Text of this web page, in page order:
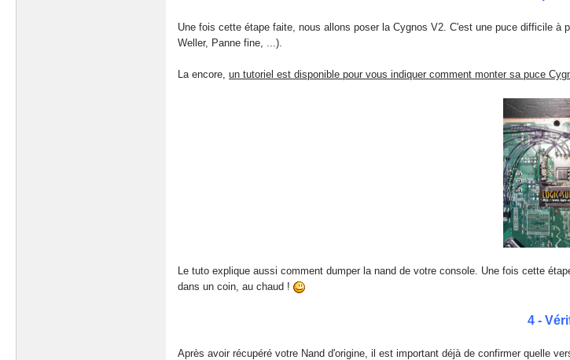
Une fois cette étape faite, nous allons poser la Cygnos V2. C'est une puce difficile
Weller, Panne fine, ...).
La encore, un tutoriel est disponible pour vous indiquer comment monter sa puce
Le tuto explique aussi comment dumper la nand de votre console. Une fois cette
dans un coin, au chaud !
4 -
Après avoir récupéré votre Nand d'origine, il est important déjà de confirmer quelle